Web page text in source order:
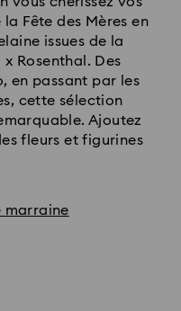
Fête des Mères en
issues de la
Rosenthal. Des
en passant par les
cette sélection
Ajoutez
fleurs et figurines
marraine